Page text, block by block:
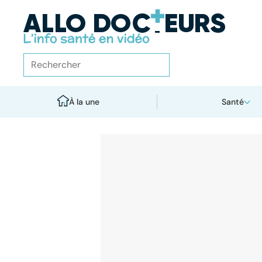
À la une Santé